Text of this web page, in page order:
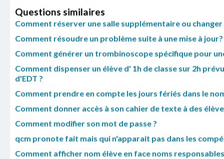
Questions similaires
Comment réserver une salle supplémentaire ou changer
Comment résoudre un problème suite à une mise à jour?
Comment générer un trombinoscope spécifique pour
Comment dispenser un élève d' 1h de classe sur 2h
d'EDT ?
Comment prendre en compte les jours fériés dans le
Comment donner accès à son cahier de texte à des
Comment modifier son mot de passe ?
qcm pronote fait mais qui n'apparait pas dans les
Comment afficher nom élève en face noms